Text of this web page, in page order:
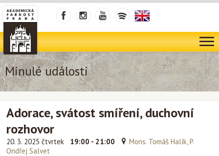
Minulé události
Adorace, svátost smíření, duchovní
rozhovor
20. 3. 2025 čtvrtek 19:00 - 21:00
Mons. Tomáš Halík, P.
Ondřej Salvet